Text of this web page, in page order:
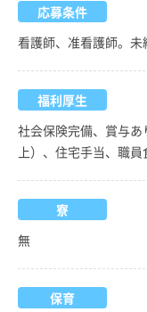
応募条件
看護師、准看護師。未
福利厚生
社会保険完備、賞与
上）、住宅手当、職
寮
無
保育